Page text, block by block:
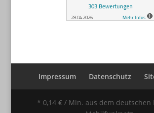
Impressum Datenschutz
* 0,14 € / Min. aus dem deutschen